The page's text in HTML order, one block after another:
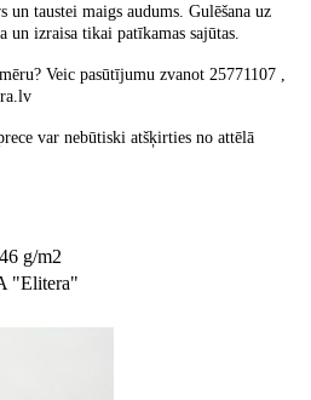
un taustei maigs audums. Gulēšana uz
izraisa tikai patīkamas sajūtas.
Veic pasūtījumu zvanot 25771107 ,
var nebūtiski atšķirties no attēlā
g/m2
"Elitera"